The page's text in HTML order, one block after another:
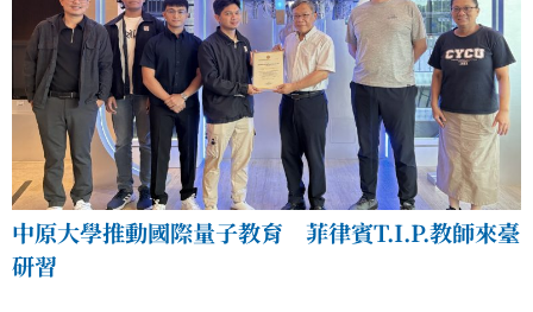
中原大學推動國際量子教育 菲律賓T.I.P.教師來臺
研習